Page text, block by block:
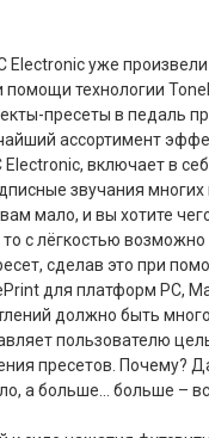
Electronic уже
технологии
пресеты в педаль
ассортимент
Electronic, включает в
звучания многих
мало, и вы хотите
с лёгкостью возможно
сделав это при
для платформ PC,
должно быть
пользователю
пресетов. Почему?
а больше… больше –